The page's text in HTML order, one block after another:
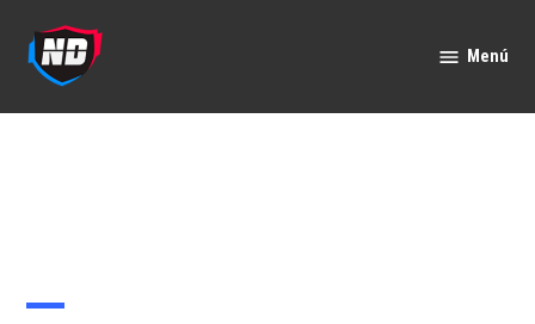
contenido
Menú